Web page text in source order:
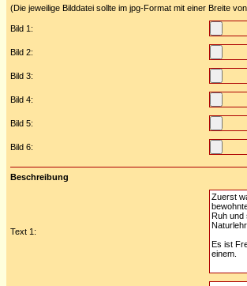
(Die jeweilige Bilddatei sollte im jpg-Format mit einer Breite
Bild 1:
Bild 2:
Bild 3:
Bild 4:
Bild 5:
Bild 6:
Beschreibung
Text 1: